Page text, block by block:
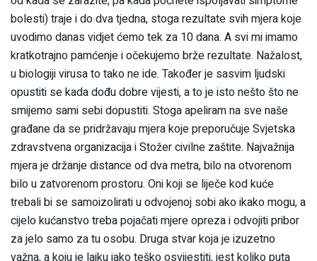
bolesti) traje i do dva tjedna, stoga rezultate svih mjera koje
uvodimo danas vidjet ćemo tek za 10 dana. A svi mi imamo
kratkotrajno pamćenje i očekujemo brže rezultate. Nažalost,
u biologiji virusa to tako ne ide. Također je sasvim ljudski
opustiti se kada dođu dobre vijesti, a to je isto nešto što ne
smijemo sami sebi dopustiti. Stoga apeliram na sve naše
građane da se pridržavaju mjera koje preporučuje Svjetska
zdravstvena organizacija i Stožer civilne zaštite. Najvažnija
mjera je držanje distance od dva metra, bilo na otvorenom
bilo u zatvorenom prostoru. Oni koji se liječe kod kuće
trebali bi se samoizolirati u odvojenoj sobi ako ikako mogu, a
cijelo kućanstvo treba pojačati mjere opreza i odvojiti pribor
za jelo samo za tu osobu. Druga stvar koja je izuzetno
važna, a koju je laiku jako teško osvijestiti, jest koliko puta